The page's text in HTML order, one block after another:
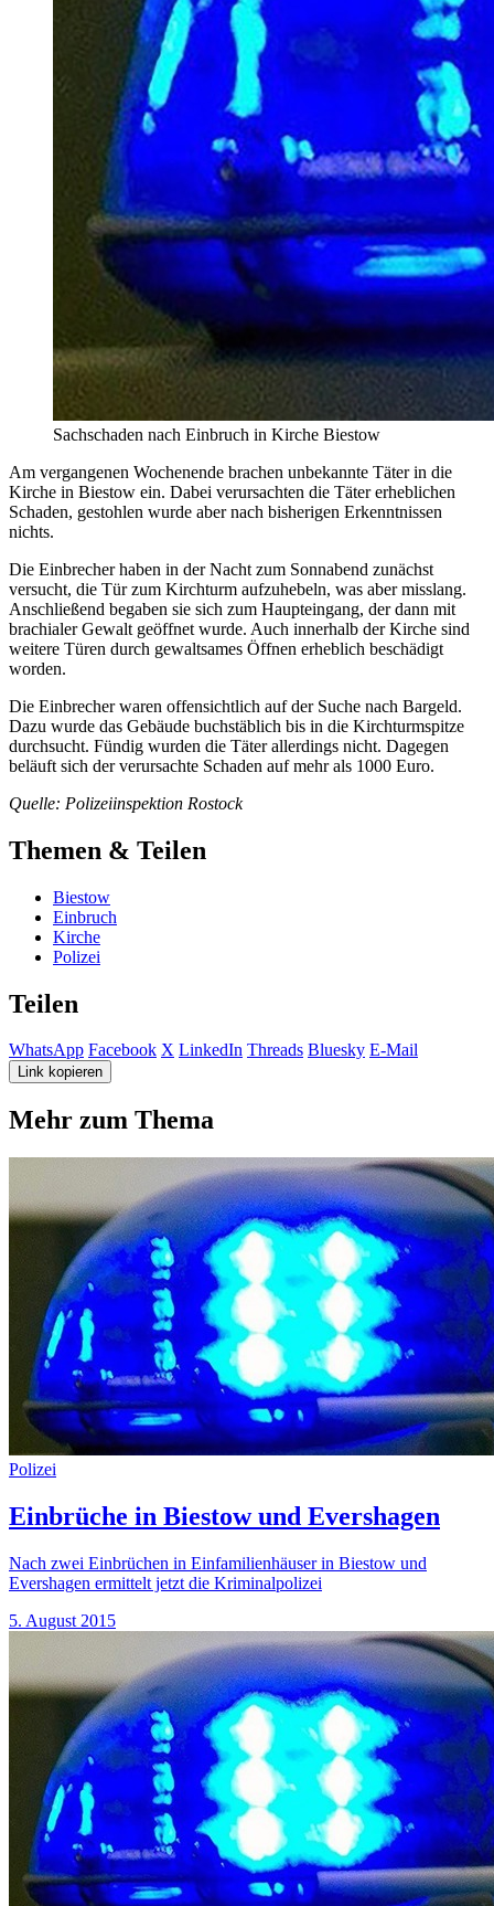
Sachschaden nach Einbruch in Kirche Biestow
Am vergangenen Wochenende brachen unbekannte Täter in die
Kirche in Biestow ein. Dabei verursachten die Täter erheblichen
Schaden, gestohlen wurde aber nach bisherigen Erkenntnissen
nichts.
Die Einbrecher haben in der Nacht zum Sonnabend zunächst
versucht, die Tür zum Kirchturm aufzuhebeln, was aber misslang.
Anschließend begaben sie sich zum Haupteingang, der dann mit
brachialer Gewalt geöffnet wurde. Auch innerhalb der Kirche sind
weitere Türen durch gewaltsames Öffnen erheblich beschädigt
worden.
Die Einbrecher waren offensichtlich auf der Suche nach Bargeld.
Dazu wurde das Gebäude buchstäblich bis in die Kirchturmspitze
durchsucht. Fündig wurden die Täter allerdings nicht. Dagegen
beläuft sich der verursachte Schaden auf mehr als 1000 Euro.
Quelle: Polizeiinspektion Rostock
Themen & Teilen
Biestow
Einbruch
Kirche
Polizei
Teilen
WhatsApp Facebook X LinkedIn Threads Bluesky E-Mail
Link kopieren
Mehr zum Thema
Polizei
Einbrüche in Biestow und Evershagen
Nach zwei Einbrüchen in Einfamilienhäuser in Biestow und
Evershagen ermittelt jetzt die Kriminalpolizei
5. August 2015